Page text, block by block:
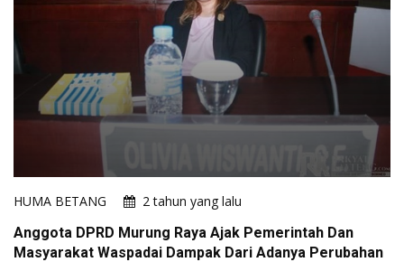
HUMA BETANG
2 tahun yang lalu
Anggota DPRD Murung Raya Ajak Pemerintah Dan
Masyarakat Waspadai Dampak Dari Adanya Perubahan